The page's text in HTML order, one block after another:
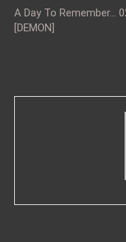
A Day To Remember…
[DEMON]